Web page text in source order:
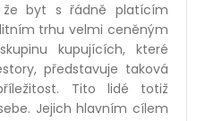
že byt s řádně platícím
trhu velmi ceněným
kupujících, které
představuje taková
Tito lidé totiž
Jejich hlavním cílem